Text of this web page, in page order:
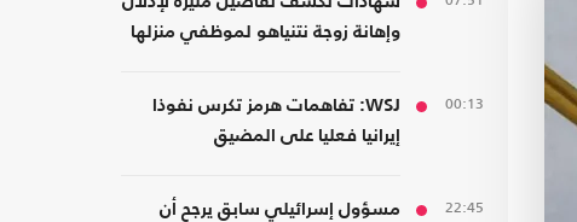
وإهانة زوجة نتنياهو لموظفي منزلها
00:13
WSJ: تفاهمات هرمز تكرس نفوذا
إيرانيا فعليا على المضيق
22:45
مسؤول إسرائيلي سابق يرجح أن